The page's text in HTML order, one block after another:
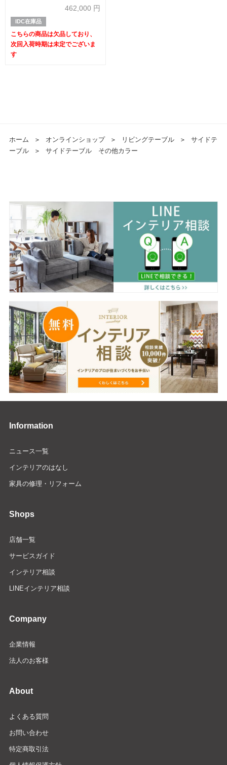
ブルー色【次回入荷未定】
462,000 円
IDC在庫品
こちらの商品は欠品しており、
次回入荷時期は未定でございま
す
ホーム ＞ オンラインショップ ＞ リビングテーブル ＞
サイドテ
ーブル
＞ サイドテーブル その他カラー
Information
ニュース一覧
インテリアのはなし
家具の修理・リフォーム
Shops
店舗一覧
サービスガイド
インテリア相談
LINEインテリア相談
Company
企業情報
法人のお客様
About
よくある質問
お問い合わせ
特定商取引法